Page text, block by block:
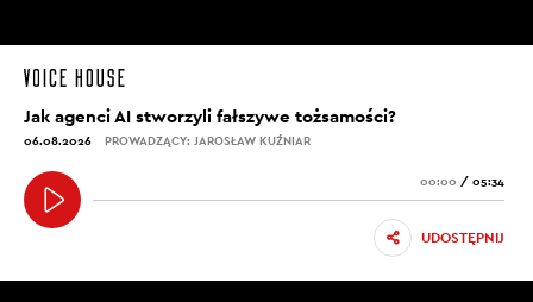
Jak agenci AI stworzyli fałszywe tożsamości?
06.08.2026 PROWADZĄCY: JAROSŁAW KUŹNIAR
00:00 / 05:34
UDOSTĘPNIJ